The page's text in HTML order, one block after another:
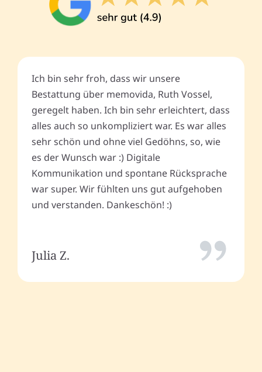
Ich bin sehr froh, dass wir unsere
Bestattung über memovida, Ruth Vossel,
geregelt haben. Ich bin sehr erleichtert, dass
alles auch so unkompliziert war. Es war alles
sehr schön und ohne viel Gedöhns, so, wie
es der Wunsch war :) Digitale
Kommunikation und spontane Rücksprache
war super. Wir fühlten uns gut aufgehoben
und verstanden. Dankeschön! :)
Julia Z.